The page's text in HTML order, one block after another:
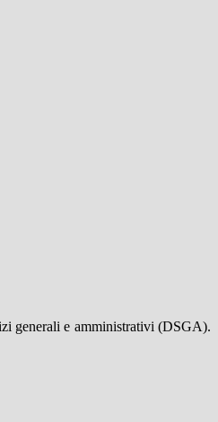
generali e amministrativi (DSGA).